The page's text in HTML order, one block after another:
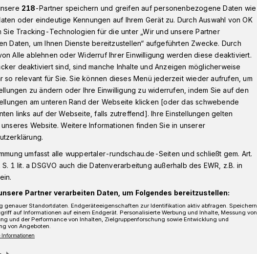
schwer verletzt
Fußgängerin
im Luisenviertel wurde eine
(18. März 2015) schwer
218-Partner speichern und greifen auf personenbezogene Daten wie
oder eindeutige Kennungen auf Ihrem Gerät zu. Durch Auswahl von OK
Sie Tracking-Technologien für die unter „Wir und unsere Partner
Daten, um Ihnen Dienste bereitzustellen“ aufgeführten Zwecke. Durch
Alle ablehnen oder Widerruf Ihrer Einwilligung werden diese deaktiviert.
deaktiviert sind, sind manche Inhalte und Anzeigen möglicherweise
so relevant für Sie. Sie können dieses Menü jederzeit wieder aufrufen, um
zu ändern oder Ihre Einwilligung zu widerrufen, indem Sie auf den
am unteren Rand der Webseite klicken [oder das schwebende
links auf der Webseite, falls zutreffend]. Ihre Einstellungen gelten
Website. Weitere Informationen finden Sie in unserer
umfasst alle wuppertaler-rundschau.de-Seiten und schließt gem. Art.
1 lit. a DSGVO auch die Datenverarbeitung außerhalb des EWR, z.B. in
Partner verarbeiten Daten, um Folgendes bereitzustellen:
genauer Standortdaten. Endgeräteeigenschaften zur Identifikation aktiv abfragen. Speichern
auf Informationen auf einem Endgerät. Personalisierte Werbung und Inhalte, Messung von
und der Performance von Inhalten, Zielgruppenforschung sowie Entwicklung und
von Angeboten.